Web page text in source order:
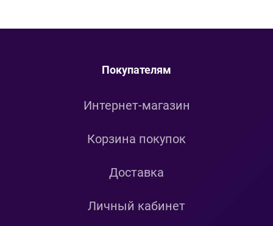
Покупателям
Интернет-магазин
Корзина покупок
Доставка
Личный кабинет